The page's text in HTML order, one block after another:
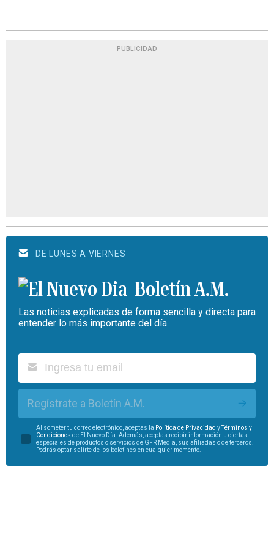
PUBLICIDAD
DE LUNES A VIERNES
Boletín A.M.
Las noticias explicadas de forma sencilla y directa para
entender lo más importante del día.
Regístrate a Boletín A.M.
Al someter tu correo electrónico, aceptas la Política de Privacidad yTérminos y
Condiciones de El Nuevo Día. Además, aceptas recibir información u ofertas
especiales de productos o servicios de GFR Media, sus afiliadas o de terceros.
Podrás optar salirte de los boletines en cualquier momento.